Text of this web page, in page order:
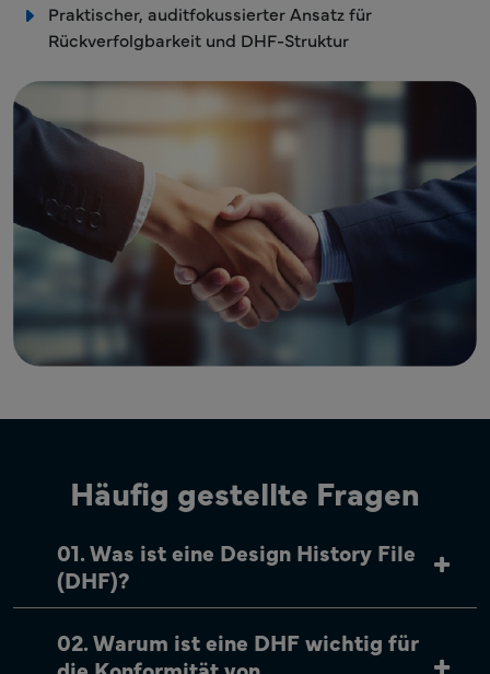
Praktischer, auditfokussierter Ansatz für
Rückverfolgbarkeit und DHF-Struktur
Häufig gestellte Fragen
01. Was ist eine Design History File
(DHF)?
02. Warum ist eine DHF wichtig für